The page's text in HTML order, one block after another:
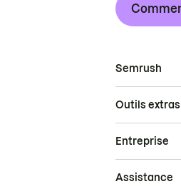
Semrush
Outils extras
Entreprise
Assistance